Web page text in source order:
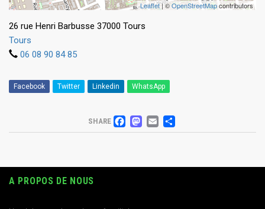
Leaflet| ©OpenStreetMapcontributors
26 rue Henri Barbusse 37000 Tours
Tours
06 08 90 84 85
Facebook Twitter Linkedin WhatsApp
SHARE FACEBOOK
MASTODON
EMAIL
PARTAGER
A PROPOS DE NOUS